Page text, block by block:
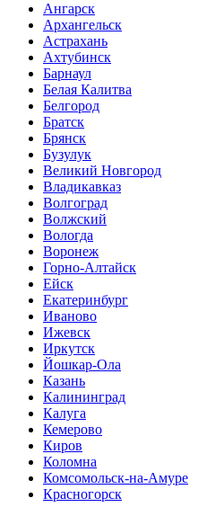
Ангарск
Архангельск
Астрахань
Ахтубинск
Барнаул
Белая Калитва
Белгород
Братск
Брянск
Бузулук
Великий Новгород
Владикавказ
Волгоград
Волжский
Вологда
Воронеж
Горно-Алтайск
Ейск
Екатеринбург
Иваново
Ижевск
Иркутск
Йошкар-Ола
Казань
Калининград
Калуга
Кемерово
Киров
Коломна
Комсомольск-на-Амуре
Красногорск